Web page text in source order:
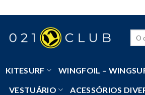
KITESURF WINGFOIL –
VESTUÁRIO ACESSÓRIOS